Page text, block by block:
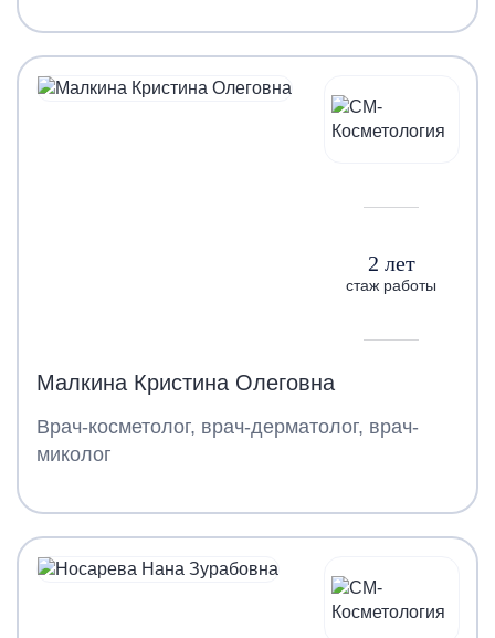
2 лет
стаж работы
Малкина Кристина Олеговна
Врач-косметолог, врач-дерматолог, врач-
миколог